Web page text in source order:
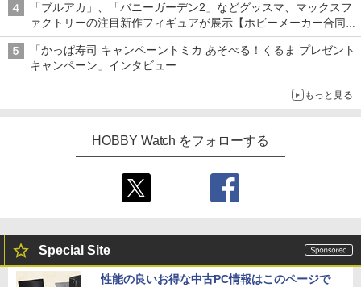
「ブルアカ」、「バニーガーデン2」などグッスマ、マックスフ
ァクトリーの注目新作フィギュアが展示【ホビーメーカー合同展
示会】
「かっぱ寿司 キャンペーントミカ あそべる！くるま プレゼント
キャンペーン」インタビュー
もっと見る
HOBBY Watch をフォローする
Special Site
性能の良いお得な中古PC情報はこのページで